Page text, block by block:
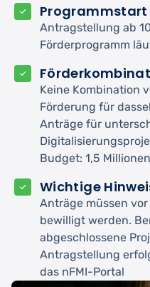
Programmstart
Antragstellung ab
Förderprogramm
Keine Kombination
Förderung für
Anträge für
Budget: 1,5
Wichtige
Anträge müssen
bewilligt werden.
abgeschlossene
Antragstellung
das nFMI-Portal